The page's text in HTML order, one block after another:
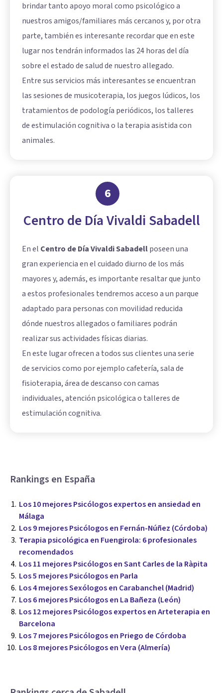
brindar tanto apoyo moral como psicológico a
nuestros amigos/familiares más cercanos y, por otra
parte, también es interesante recordar que en este
lugar nos tendrán informados las 24 horas del día
sobre el estado de salud de nuestro allegado.
Entre sus servicios más interesantes se encuentran
las sesiones de musicoterapia, los juegos lúdicos, los
tratamientos de podología periódicos, los talleres
de estimulación cognitiva o la terapia asistida con
animales.
6
Centro de Día Vivaldi Sabadell
En el Centro de Día Vivaldi Sabadellposeen una
gran experiencia en el cuidado diurno de los más
mayores y, además, es importante resaltar que junto
a estos profesionales tendremos acceso a un parque
adaptado para personas con movilidad reducida
dónde nuestros allegados o familiares podrán
realizar sus actividades físicas diarias.
En este lugar ofrecen a todos sus clientes una serie
de servicios como por ejemplo cafetería, sala de
fisioterapia, área de descanso con camas
individuales, atención psicológica o talleres de
estimulación cognitiva.
Rankings en España
Los 10 mejores Psicólogos expertos en ansiedad en
Málaga
Los 9 mejores Psicólogos en Fernán-Núñez (Córdoba)
Terapia psicológica en Fuengirola: 6 profesionales
recomendados
Los 11 mejores Psicólogos en Sant Carles de la Ràpita
Los 5 mejores Psicólogos en Parla
Los 4 mejores Sexólogos en Carabanchel (Madrid)
Los 6 mejores Psicólogos en La Bañeza (León)
Los 12 mejores Psicólogos expertos en Arteterapia en
Barcelona
Los 7 mejores Psicólogos en Priego de Córdoba
Los 8 mejores Psicólogos en Vera (Almería)